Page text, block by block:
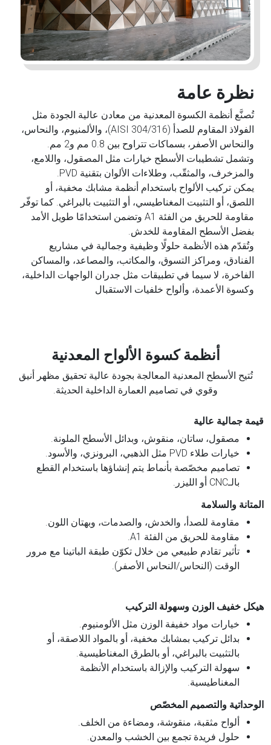
نظرة عامة
تُصنَّع أنظمة الكسوة المعدنية من معادن عالية الجودة مثل
الفولاذ المقاوم للصدأ (AISI 304/316)، والألمنيوم، والنحاس،
والنحاس الأصفر، بسماكات تتراوح بين 0.8 مم و2 مم.
وتشمل تشطيبات الأسطح خيارات مثل المصقول، واللامع،
والمزخرف، والمثقّب، وطلاءات الألوان بتقنية PVD.
يمكن تركيب الألواح باستخدام أنظمة مشابك مخفية، أو
اللصق، أو التثبيت المغناطيسي، أو التثبيت بالبراغي. كما توفّر
مقاومة للحريق من الفئة A1 وتضمن استخدامًا طويل الأمد
بفضل الأسطح المقاومة للخدش.
وتُقدّم هذه الأنظمة حلولًا وظيفية وجمالية في مشاريع
الفنادق، ومراكز التسوق، والمكاتب، والمصاعد، والمساكن
الفاخرة، لا سيما في تطبيقات مثل جدران الواجهات الداخلية،
وكسوة الأعمدة، وألواح خلفيات الاستقبال
أنظمة كسوة الألواح المعدنية
تُتيح الأسطح المعدنية المعالجة بجودة عالية تحقيق مظهر أنيق
وقوي في تصاميم العمارة الداخلية الحديثة.
قيمة جمالية عالية
مصقول، ساتان، منقوش، وبدائل الأسطح الملونة.
خيارات طلاء PVD مثل الذهبي، البرونزي، والأسود.
تصاميم مخصّصة بأنماط يتم إنشاؤها باستخدام القطع
بالـCNC أو الليزر.
المتانة والسلامة
مقاومة للصدأ، والخدش، والصدمات، وبهتان اللون.
مقاومة للحريق من الفئة A1.
تأثير تقادم طبيعي من خلال تكوّن طبقة الباتينا مع مرور
الوقت (النحاس/النحاس الأصفر).
هيكل خفيف الوزن وسهولة التركيب
خيارات مواد خفيفة الوزن مثل الألومنيوم.
بدائل تركيب بمشابك مخفية، أو بالمواد اللاصقة، أو
بالتثبيت بالبراغي، أو بالطرق المغناطيسية.
سهولة التركيب والإزالة باستخدام الأنظمة
المغناطيسية.
الوحداتية والتصميم المخصّص
ألواح مثقبة، منقوشة، ومضاءة من الخلف.
حلول فريدة تجمع بين الخشب والمعدن.